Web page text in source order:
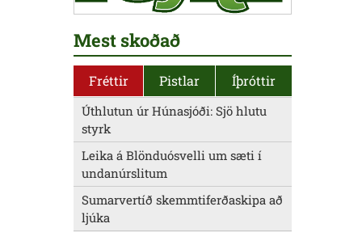
Mest skoðað
Fréttir Pistlar Íþróttir
Úthlutun úr Húnasjóði: Sjö hlutu
styrk
Leika á Blönduósvelli um sæti í
undanúrslitum
Sumarvertíð skemmtiferðaskipa að
ljúka